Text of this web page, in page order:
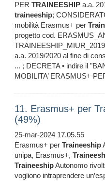
PER TRAINEESHIP a.a.
traineeship;
mobilità Erasmus+ per
progetto cod.
a.a. 2019/2020 al fine di
... ; DECRETA • indire il
MOBILITA’ ERASMUS+
11. Erasmus+ per
(49%)
25-mar-2024 17.05.55
Erasmus+ per Traineeship
unipa, Erasmus+,
TraineeshipAutonomo
vogliono intraprendere